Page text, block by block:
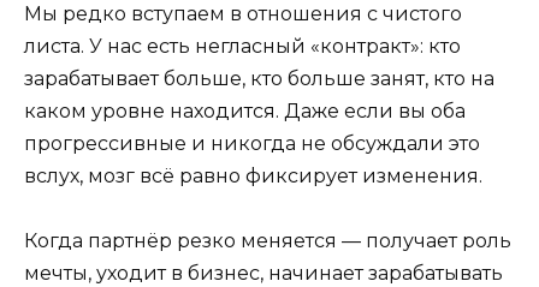
Мы редко вступаем в отношения с чистого
листа. У нас есть негласный «контракт»: кто
зарабатывает больше, кто больше занят, кто на
каком уровне находится. Даже если вы оба
прогрессивные и никогда не обсуждали это
вслух, мозг всё равно фиксирует изменения.
Когда партнёр резко меняется — получает роль
мечты, уходит в бизнес, начинает зарабатывать